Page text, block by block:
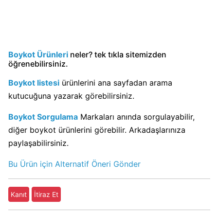
Boykot
Lay's
Kimin
Kim?
Nestle
Boykot
Nestle
Kimin
Sahibi
Boykot Ürünleri neler? tek tıkla sitemizden
öğrenebilirsiniz.
Boykot listesi ürünlerini ana sayfadan arama
kutucuğuna yazarak görebilirsiniz.
Boykot Sorgulama Markaları anında sorgulayabilir,
diğer boykot ürünlerini görebilir. Arkadaşlarınıza
paylaşabilirsiniz.
Bu Ürün için Alternatif Öneri Gönder
Kanıt İtiraz Et